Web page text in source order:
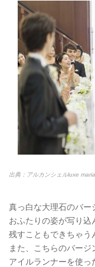
出典：アルカンシェルluxe
真っ白な大理石のバー
おふたりの姿が写り込
残すこともできちゃう
また、こちらのバージ
アイルランナーを使っ